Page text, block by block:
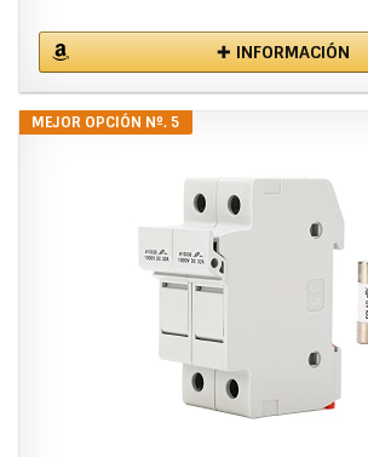
✚ INFORMACIÓN
MEJOR OPCIÓN Nº. 5